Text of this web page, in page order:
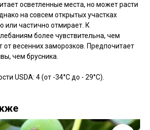
осветленные места, но может расти
на совсем открытых участках
или частично отмирает. К
более чувствительна, чем
от весенних заморозков. Предпочитает
чем брусника.
USDA: 4 (от -34°C до - 29°C).